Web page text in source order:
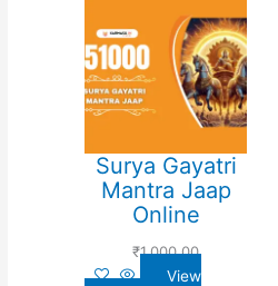
Surya Gayatri
Mantra Jaap
Online
₹1,000.00
View